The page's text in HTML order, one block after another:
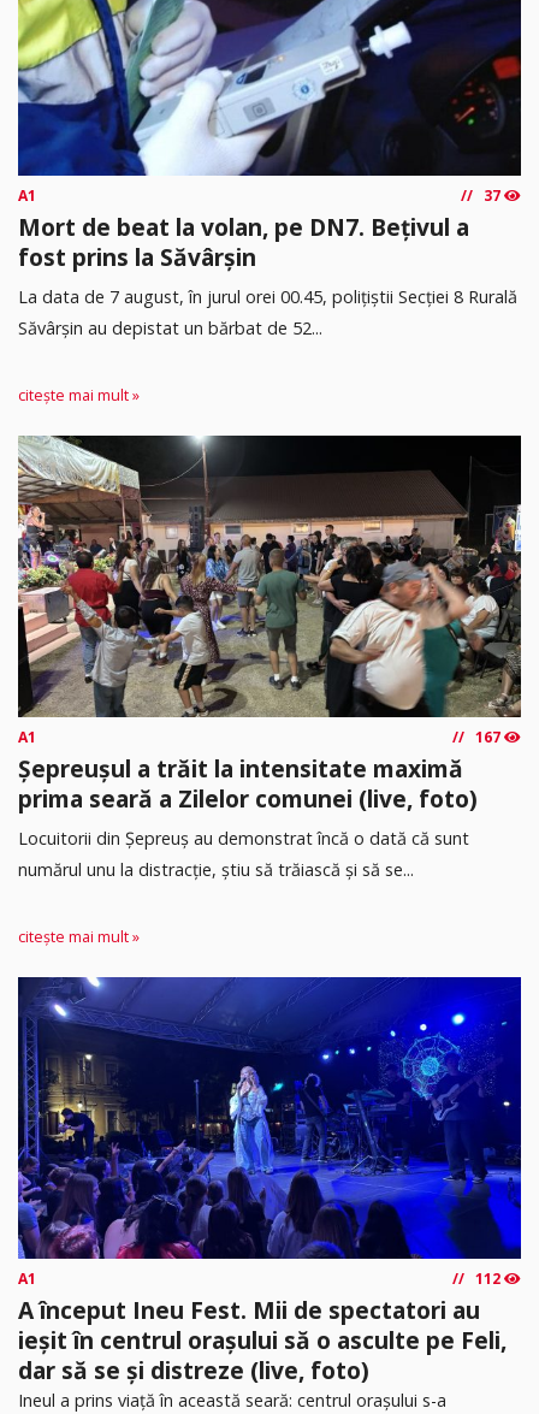
A1 37
Mort de beat la volan, pe DN7. Bețivul a
fost prins la Săvârșin
​La data de 7 august, în jurul orei 00.45, polițiștii Secției 8 Rurală
Săvârșin au depistat un bărbat de 52...
citește mai mult »
A1 167
Șepreușul a trăit la intensitate maximă
prima seară a Zilelor comunei (live, foto)
Locuitorii din Șepreuș au demonstrat încă o dată că sunt
numărul unu la distracție, știu să trăiască și să se...
citește mai mult »
A1 112
A început Ineu Fest. Mii de spectatori au
ieșit în centrul orașului să o asculte pe Feli,
dar să se și distreze (live, foto)
Ineul a prins viață în această seară: centrul orașului s-a